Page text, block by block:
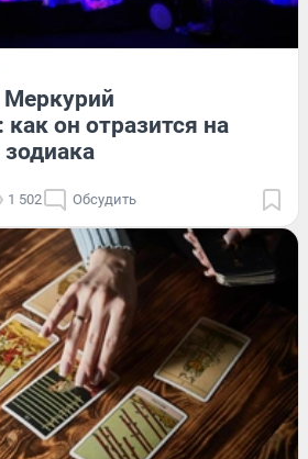
он отразится на
1 502 Обсудить